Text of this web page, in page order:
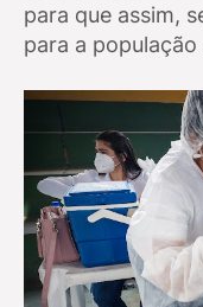
para que assim,
para a população